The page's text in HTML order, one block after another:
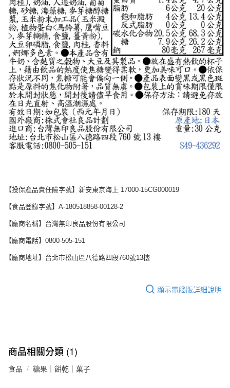
免運費
【投保產品責任險字號】新安東京海上 17000-15CG000019
【食品登錄字號】A-180518858-00128-2
【廠商名稱】台灣無印良品股份有限公司
【廠商電話】0800-505-151
【廠商地址】台北市松山區八德路四段760號13樓
顯示電腦版詳細說明
商品相關分類 (1)
食品 糖果｜餅乾｜菓子